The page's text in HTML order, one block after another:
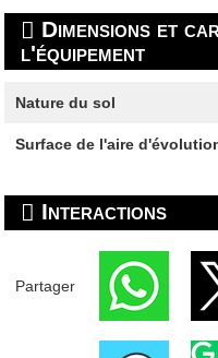
Dimensions et
l'équipement
Nature du sol
Surface de l'aire
Interactions
Partager